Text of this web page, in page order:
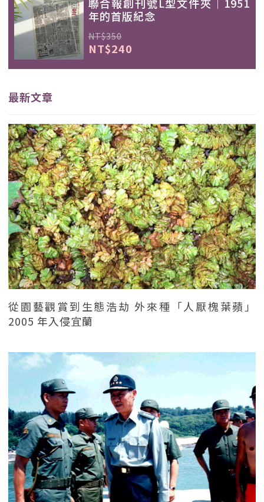
年的首版紀念
NT$350
NT$240
最新文章
從園藝觀賞到生態浩劫 外來種「人厭槐葉蘋」
2005 年入侵宜蘭